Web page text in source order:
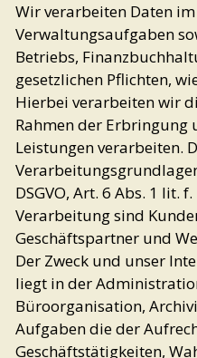
Wir verarbeiten Daten
Verwaltungsaufgaben
Betriebs,
gesetzlichen Pflichten,
Hierbei verarbeiten wir
Rahmen der Erbringung
Leistungen verarbeiten.
DSGVO, Art. 6 Abs. 1 lit.
Verarbeitung sind
Geschäftspartner und
Der Zweck und unser
liegt in der
Büroorganisation,
Aufgaben die der
Geschäftstätigkeiten,